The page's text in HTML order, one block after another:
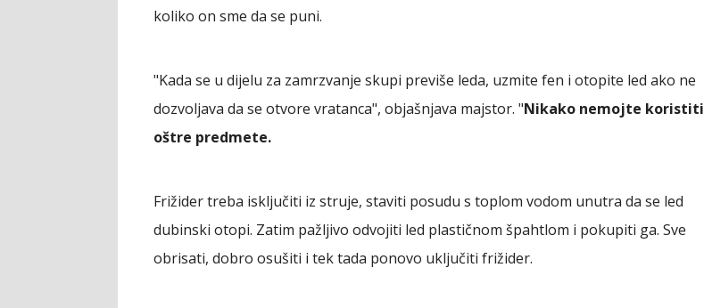
koliko on sme da se puni.
"Kada se u dijelu za zamrzvanje skupi previše leda, uzmite fen i otopite led ako ne
dozvoljava da se otvore vratanca", objašnjava majstor. "Nikako nemojte koristiti
oštre predmete.
Frižider treba isključiti iz struje, staviti posudu s toplom vodom unutra da se led
dubinski otopi. Zatim pažljivo odvojiti led plastičnom špahtlom i pokupiti ga. Sve
obrisati, dobro osušiti i tek tada ponovo uključiti frižider.